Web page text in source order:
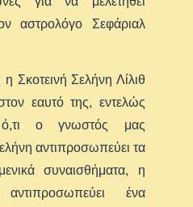
αστρολόγο Σεφάριαλ
Σκοτεινή Σελήνη Λίλιθ
εαυτό της, εντελώς
ό,τι ο γνωστός μας
αντιπροσωπεύει τα
συναισθήματα, η
ένα